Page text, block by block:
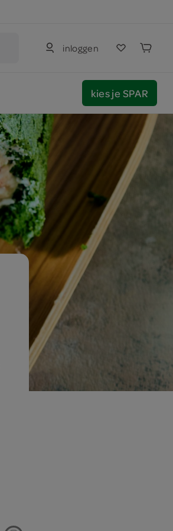
inloggen
kies je SPAR